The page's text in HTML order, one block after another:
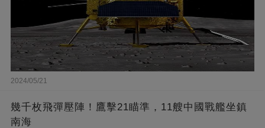
2024/05/21
幾千枚飛彈壓陣！鷹擊21瞄準，11艘中國戰艦坐鎮
南海